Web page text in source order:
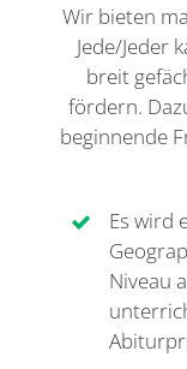
Wir bieten
Jede/Jeder
breit
fördern.
beginnende
Es wird
Niveau